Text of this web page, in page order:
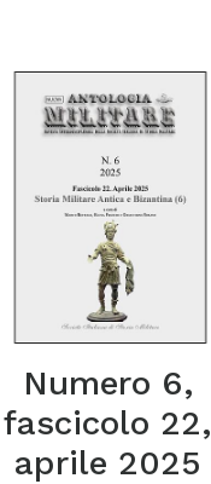
Numero 6,
fascicolo 22,
aprile 2025